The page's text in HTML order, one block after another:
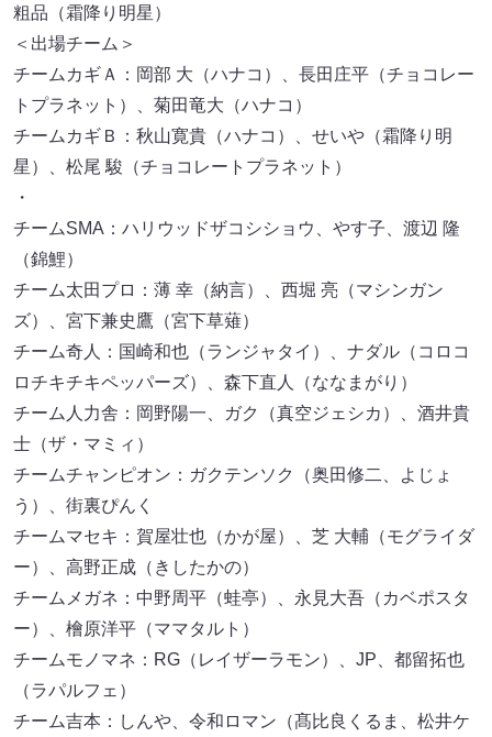
粗品（霜降り明星）
＜出場チーム＞
チームカギＡ：岡部 大（ハナコ）、長田庄平（チョコレー
トプラネット）、菊田竜大（ハナコ）
チームカギＢ：秋山寛貴（ハナコ）、せいや（霜降り明
星）、松尾 駿（チョコレートプラネット）
・
チームSMA：ハリウッドザコシショウ、やす子、渡辺 隆
（錦鯉）
チーム太田プロ：薄 幸（納言）、西堀 亮（マシンガン
ズ）、宮下兼史鷹（宮下草薙）
チーム奇人：国崎和也（ランジャタイ）、ナダル（コロコ
ロチキチキペッパーズ）、森下直人（ななまがり）
チーム人力舎：岡野陽一、ガク（真空ジェシカ）、酒井貴
士（ザ・マミィ）
チームチャンピオン：ガクテンソク（奥田修二、よじょ
う）、街裏ぴんく
チームマセキ：賀屋壮也（かが屋）、芝 大輔（モグライダ
ー）、高野正成（きしたかの）
チームメガネ：中野周平（蛙亭）、永見大吾（カベポスタ
ー）、檜原洋平（ママタルト）
チームモノマネ：RG（レイザーラモン）、JP、都留拓也
（ラパルフェ）
チーム吉本：しんや、令和ロマン（髙比良くるま、松井ケ